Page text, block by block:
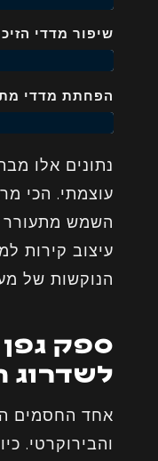
שיפור מדדי
הפחתת מדדי
נתונים אלו
עוצמתי. הכי
השמש מתעורר
עיצוב קירות
הנוקשות של
ספק
לשדרוג
אחד החסמים
והבירוקרטי.